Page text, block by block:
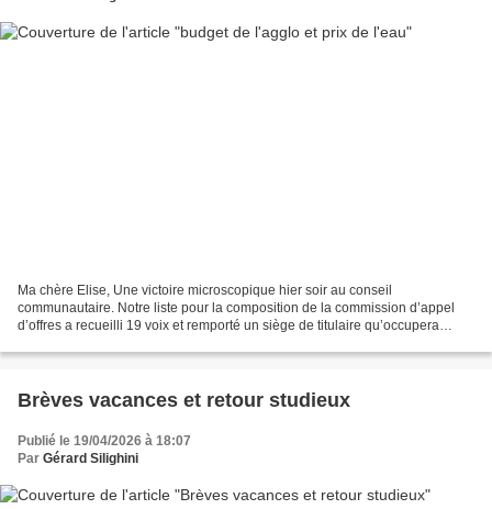
Ma chère Elise, Une victoire microscopique hier soir au conseil
communautaire. Notre liste pour la composition de la commission d’appel
d’offres a recueilli 19 voix et remporté un siège de titulaire qu’occupera
Brèves vacances et retour studieux
Publié le 19/04/2026 à 18:07
Par Gérard Silighini